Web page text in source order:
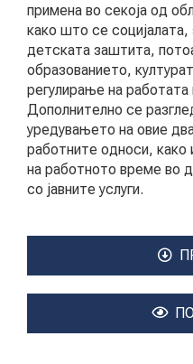
примена во секоја од
како што се социјалата,
детската заштита,
образованието,
регулирање на работата
Дополнително се
уредувањето на овие
работните односи, како
на работното време во
со јавните услуги.